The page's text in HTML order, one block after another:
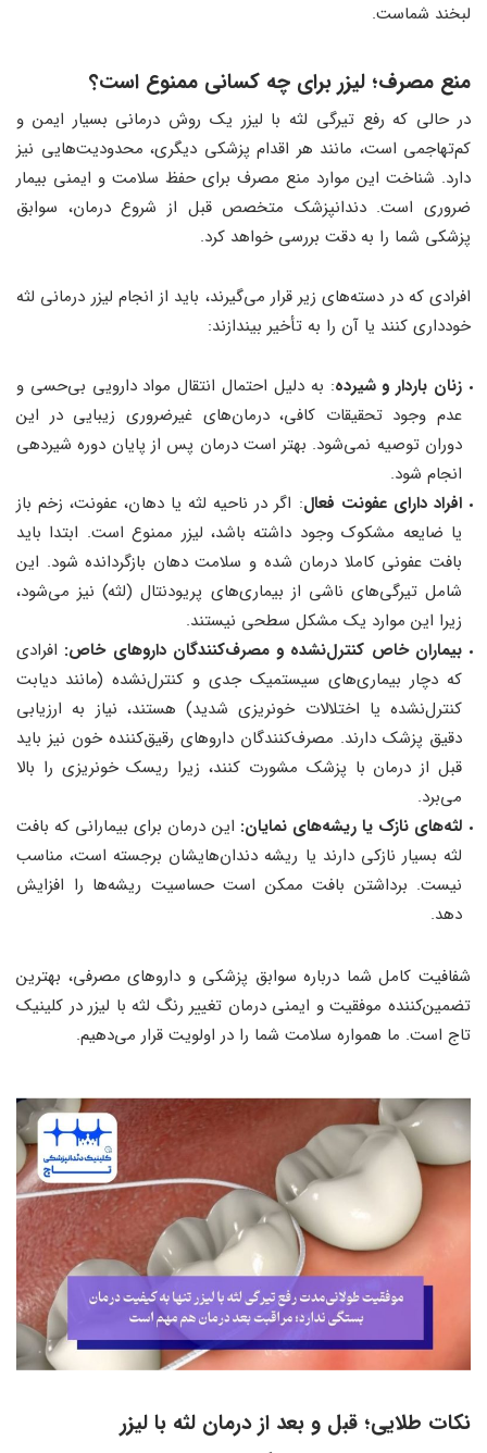
لبخند شماست.
منع مصرف؛ لیزر برای چه کسانی ممنوع است؟
در حالی که رفع تیرگی لثه با لیزر یک روش درمانی بسیار ایمن و
کم‌تهاجمی است، مانند هر اقدام پزشکی دیگری، محدودیت‌هایی نیز
دارد. شناخت این موارد منع مصرف برای حفظ سلامت و ایمنی بیمار
ضروری است. دندانپزشک متخصص قبل از شروع درمان، سوابق
پزشکی شما را به دقت بررسی خواهد کرد.
افرادی که در دسته‌های زیر قرار می‌گیرند، باید از انجام لیزر درمانی لثه
خودداری کنند یا آن را به تأخیر بیندازند:
زنان باردار و شیرده: به دلیل احتمال انتقال مواد دارویی بی‌حسی و
عدم وجود تحقیقات کافی، درمان‌های غیرضروری زیبایی در این
دوران توصیه نمی‌شود. بهتر است درمان پس از پایان دوره شیردهی
انجام شود.
افراد دارای عفونت فعال: اگر در ناحیه لثه یا دهان، عفونت، زخم باز
یا ضایعه مشکوک وجود داشته باشد، لیزر ممنوع است. ابتدا باید
بافت عفونی کاملا درمان شده و سلامت دهان بازگردانده شود. این
شامل تیرگی‌های ناشی از بیماری‌های پریودنتال (لثه) نیز می‌شود،
زیرا این موارد یک مشکل سطحی نیستند.
بیماران خاص کنترل‌نشده و مصرف‌کنندگان داروهای خاص: افرادی
که دچار بیماری‌های سیستمیک جدی و کنترل‌نشده (مانند دیابت
کنترل‌نشده یا اختلالات خونریزی شدید) هستند، نیاز به ارزیابی
دقیق پزشک دارند. مصرف‌کنندگان داروهای رقیق‌کننده خون نیز باید
قبل از درمان با پزشک مشورت کنند، زیرا ریسک خونریزی را بالا
می‌برد.
لثه‌های نازک یا ریشه‌های نمایان: این درمان برای بیمارانی که بافت
لثه بسیار نازکی دارند یا ریشه دندان‌هایشان برجسته است، مناسب
نیست. برداشتن بافت ممکن است حساسیت ریشه‌ها را افزایش
دهد.
شفافیت کامل شما درباره سوابق پزشکی و داروهای مصرفی، بهترین
تضمین‌کننده موفقیت و ایمنی درمان تغییر رنگ لثه با لیزر در کلینیک
تاج است. ما همواره سلامت شما را در اولویت قرار می‌دهیم.
نکات طلایی؛ قبل و بعد از درمان لثه با لیزر